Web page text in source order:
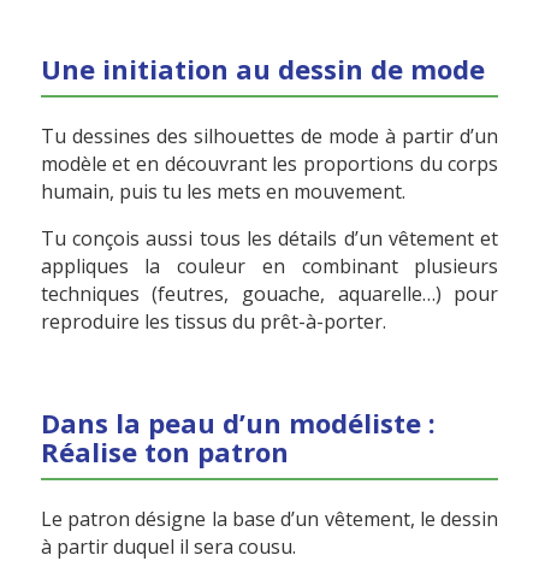
Une initiation au dessin de mode
Tu dessines des silhouettes de mode à partir d’un
modèle et en découvrant les proportions du corps
humain, puis tu les mets en mouvement.
Tu conçois aussi tous les détails d’un vêtement et
appliques la couleur en combinant plusieurs
techniques (feutres, gouache, aquarelle…) pour
reproduire les tissus du prêt-à-porter.
Dans la peau d’un modéliste :
Réalise ton patron
Le patron désigne la base d’un vêtement, le dessin
à partir duquel il sera cousu.